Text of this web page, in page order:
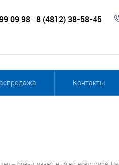
09 98 8 (4812) 38-58-45
Контакты